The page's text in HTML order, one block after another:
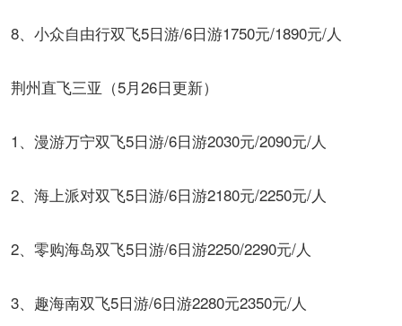
8、小众自由行双飞5日游/6日游1750元/1890元/人
荆州直飞三亚（5月26日更新）
1、漫游万宁双飞5日游/6日游2030元/2090元/人
2、海上派对双飞5日游/6日游2180元/2250元/人
2、零购海岛双飞5日游/6日游2250/2290元/人
3、趣海南双飞5日游/6日游2280元2350元/人